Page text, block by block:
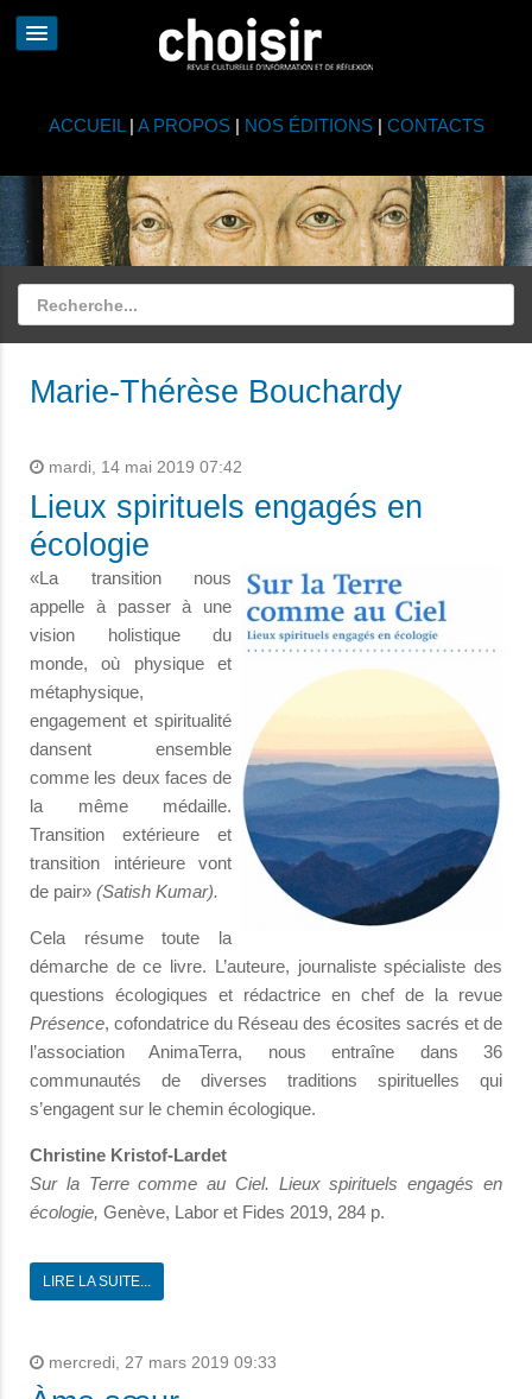
ACCUEIL | A PROPOS| NOS ÉDITIONS| CONTACTS
Marie-Thérèse Bouchardy
mardi, 14 mai 2019 07:42
Lieux spirituels engagés en
écologie
«La transition nous
appelle à passer à une
vision holistique du
monde, où physique et
métaphysique,
engagement et spiritualité
dansent ensemble
comme les deux faces de
la même médaille.
Transition extérieure et
transition intérieure vont
de pair» (Satish Kumar).
Cela résume toute la
démarche de ce livre. L’auteure, journaliste spécialiste des
questions écologiques et rédactrice en chef de la revue
Présence, cofondatrice du Réseau des écosites sacrés et de
l’association AnimaTerra, nous entraîne dans 36
communautés de diverses traditions spirituelles qui
s’engagent sur le chemin écologique.
Christine Kristof-Lardet
Sur la Terre comme au Ciel. Lieux spirituels engagés en
écologie, Genève, Labor et Fides 2019, 284 p.
LIRE LA SUITE...
mercredi, 27 mars 2019 09:33